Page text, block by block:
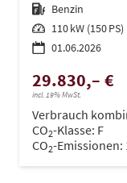
Kraftstoff Benzin
Leistung 110 kW (150 PS)
01.06.2026
29.830,– €
incl. 19% MwSt.
Verbrauch
CO2-Klasse: F
CO2-Emissionen: